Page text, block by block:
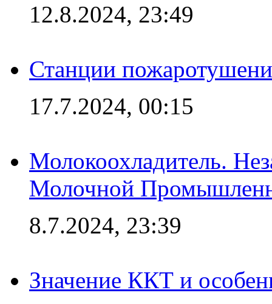
12.8.2024, 23:49
Станции
17.7.2024, 00:15
Молокоохладитель.
Молочной
8.7.2024, 23:39
Значение ККТ и